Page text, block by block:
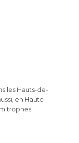
les Hauts-de-
en Haute-